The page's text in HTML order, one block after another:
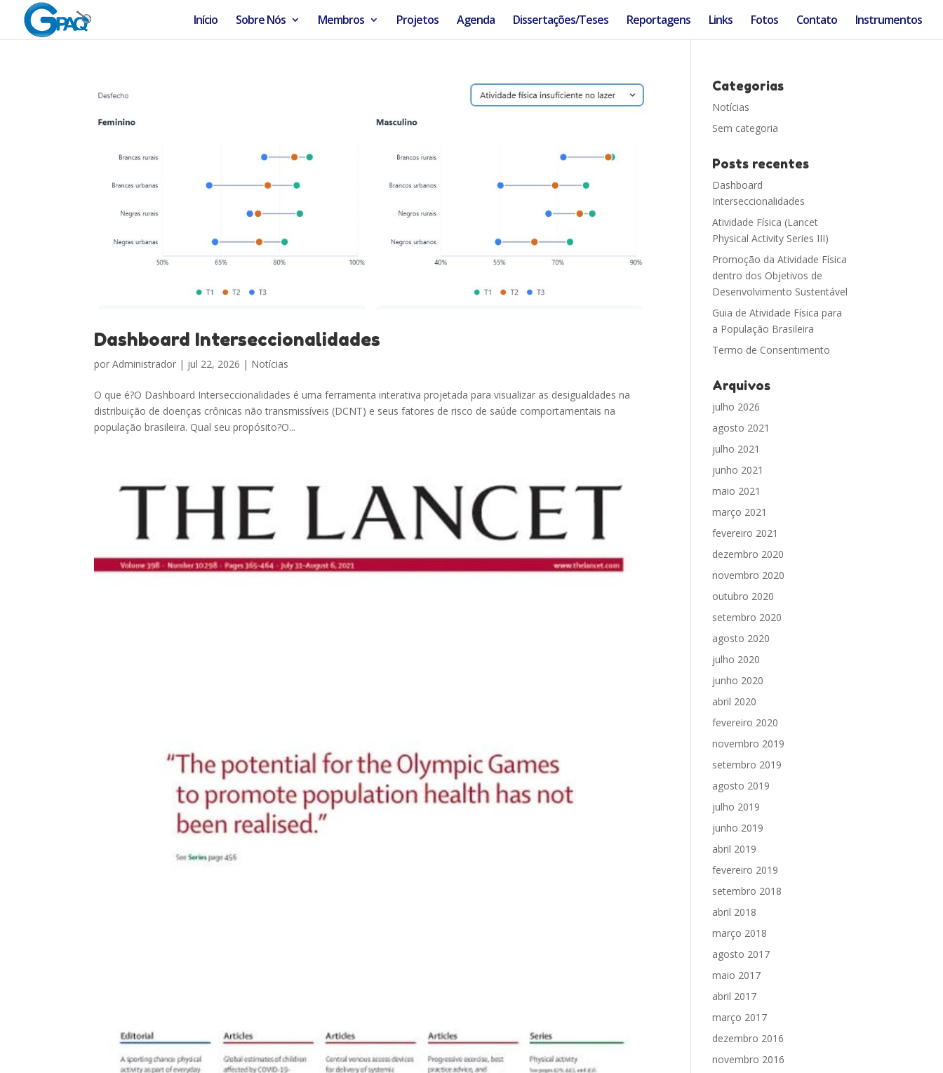
Início Sobre Nós Membros Projetos Agenda Dissertações/Teses Reportagens Links Fotos Contato Instrumentos
Dashboard Interseccionalidades
porAdministrador | jul 22, 2026 | Notícias
O que é?O Dashboard Interseccionalidades é uma ferramenta interativa projetada para visualizar as desigualdades na
distribuição de doenças crônicas não transmissíveis (DCNT) e seus fatores de risco de saúde comportamentais na
população brasileira. Qual seu propósito?O...
Categorias
Notícias
Sem categoria
Posts recentes
Dashboard
Interseccionalidades
Atividade Física (Lancet
Physical Activity Series III)
Promoção da Atividade Física
dentro dos Objetivos de
Desenvolvimento Sustentável
Guia de Atividade Física para
a População Brasileira
Termo de Consentimento
Arquivos
julho 2026
agosto 2021
julho 2021
junho 2021
maio 2021
março 2021
fevereiro 2021
dezembro 2020
novembro 2020
outubro 2020
setembro 2020
agosto 2020
julho 2020
junho 2020
abril 2020
fevereiro 2020
novembro 2019
setembro 2019
agosto 2019
julho 2019
junho 2019
abril 2019
fevereiro 2019
setembro 2018
abril 2018
março 2018
agosto 2017
maio 2017
abril 2017
março 2017
dezembro 2016
novembro 2016